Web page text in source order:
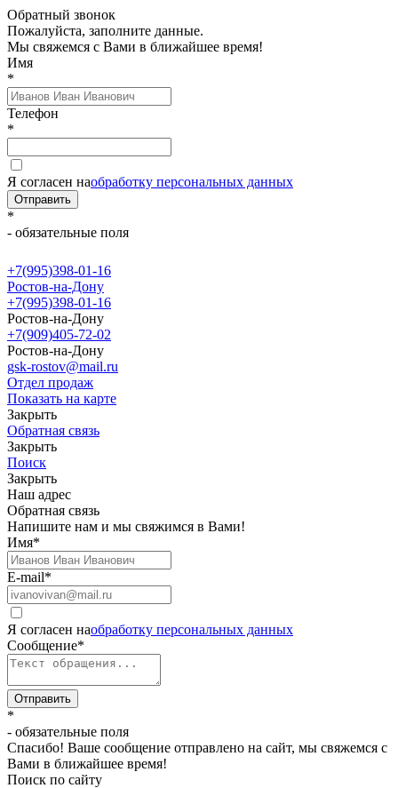
Обратный звонок
Пожалуйста, заполните данные.
Мы свяжемся с Вами в ближайшее время!
Имя
*
Телефон
*
Я согласен наобработку персональных данных
Отправить
*
- обязательные поля
+7(995)398-01-16
Ростов-на-Дону
+7(995)398-01-16
Ростов-на-Дону
+7(909)405-72-02
Ростов-на-Дону
gsk-rostov@mail.ru
Отдел продаж
Показать на карте
Закрыть
Обратная связь
Закрыть
Поиск
Закрыть
Наш адрес
Обратная связь
Напишите нам и мы свяжимся в Вами!
Имя*
E-mail*
Я согласен наобработку персональных данных
Сообщение*
Отправить
*
- обязательные поля
Спасибо! Ваше сообщение отправлено на сайт, мы свяжемся с
Вами в ближайшее время!
Поиск по сайту